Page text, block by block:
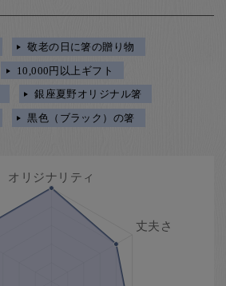
敬老の日に箸の贈り物
10,000円以上ギフト
銀座夏野オリジナル箸
黒色（ブラック）の箸